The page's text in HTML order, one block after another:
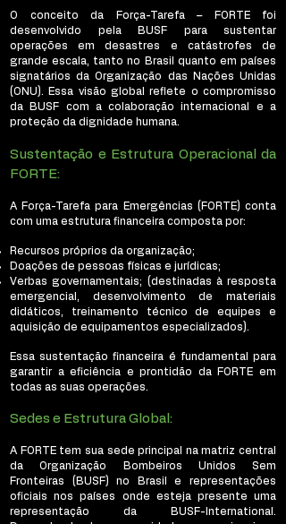
O conceito da Força-Tarefa – FORTE foi
desenvolvido pela BUSF para sustentar
operações em desastres e catástrofes de
grande escala, tanto no Brasil quanto em países
signatários da Organização das Nações Unidas
(ONU). Essa visão global reflete o compromisso
da BUSF com a colaboração internacional e a
proteção da dignidade humana.
Sustentação e Estrutura Operacional da
FORTE:
A Força-Tarefa para Emergências (FORTE) conta
com uma estrutura financeira composta por:
Recursos próprios da organização;
Doações de pessoas físicas e jurídicas;
Verbas governamentais; (destinadas à resposta
emergencial, desenvolvimento de materiais
didáticos, treinamento técnico de equipes e
aquisição de equipamentos especializados).
Essa sustentação financeira é fundamental para
garantir a eficiência e prontidão da FORTE em
todas as suas operações.
Sedes e Estrutura Global:
A FORTE tem sua sede principal na matriz central
da Organização Bombeiros Unidos Sem
Fronteiras (BUSF) no Brasil e representações
oficiais nos países onde esteja presente uma
representação da BUSF-International.